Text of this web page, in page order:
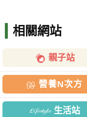
相關網站
親子站
營養N次方
生活站